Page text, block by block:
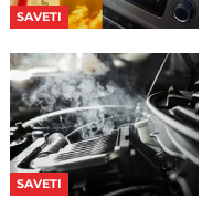
SAVETI
SAVETI